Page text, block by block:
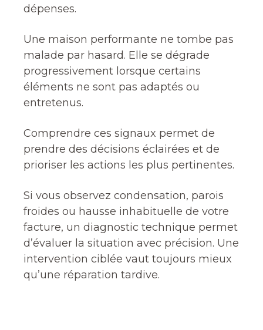
dépenses.
Une maison performante ne tombe pas
malade par hasard. Elle se dégrade
progressivement lorsque certains
éléments ne sont pas adaptés ou
entretenus.
Comprendre ces signaux permet de
prendre des décisions éclairées et de
prioriser les actions les plus pertinentes.
Si vous observez condensation, parois
froides ou hausse inhabituelle de votre
facture, un diagnostic technique permet
d’évaluer la situation avec précision. Une
intervention ciblée vaut toujours mieux
qu’une réparation tardive.